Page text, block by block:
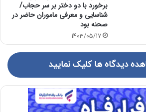
برخورد با دو دختر بر سر حجاب/
شناسایی و معرفی ماموران حاضر در
صحنه بود
1403/05/17
دیدگاه ها کلیک نمایید